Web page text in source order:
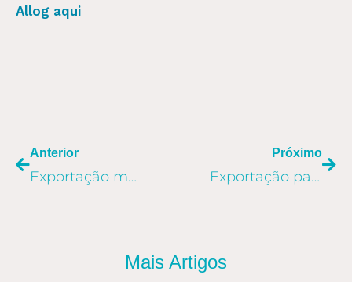
Allog aqui
Anterior
Exportação marítima: somos o número 1 do Ranking Datamar
Próximo
Exportação para os EUA: estratégia inédita reduz em 45 dias o lead time
Mais Artigos